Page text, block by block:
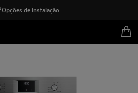
Opções de instalação